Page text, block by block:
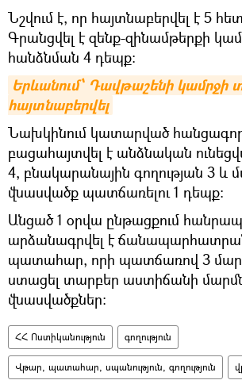
Նշվում է, որ հայտնաբերվել է 5
Գրանցվել է զենք-զինամթերքի
հանձնման 4 դեպք։
Երևանում՝ Դավթաշենի կամրջի
հայտնաբերվել
Նախկինում կատարված
բացահայտվել է անձնական
4, բնակարանային գողության 3 և
վնասվածք պատճառելու 1 դեպք։
Անցած 1 օրվա ընթացքում
արձանագրվել է
պատահար, որի պատճառով 3 մարդ
ստացել տարբեր աստիճանի
վնասվածքներ:
ՀՀ Ոստիկանություն գողություն
Վթար, պատահար, սպանություն, գողություն